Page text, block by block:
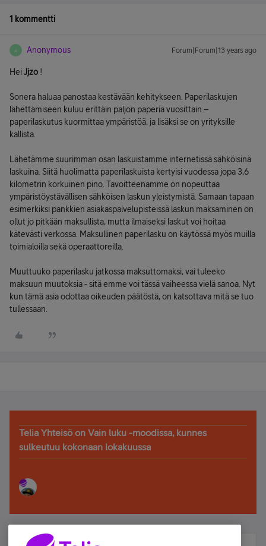
1 kommentti
A Anonymous Forum|Forum|13 years ago
HeiJjzo !
Sonera haluaa panostaa kestävään kehitykseen. Paperilaskujen
lähettämiseen kuluu erittäin paljon paperia vuosittain –
paperilaskutus kuormittaa ympäristöä, ja lisäksi se on yrityksille
kallista.
Lähetämme suurimman osan laskuistamme internetissä sähköisinä
laskuina. Siitä huolimatta paperilaskuista kertyisi vuodessa jopa 3,6
kilometrin korkuinen pino. Tavoitteenamme on nopeuttaa
ympäristöystävällisen sähköisen laskun yleistymistä. Samaan tapaan
esimerkiksi pankkien asiakaspalvelupisteissä laskun maksaminen on
ollut jo pitkään maksullista, mutta ilmaiseksi laskut voi hoitaa
kätevästi verkossa. Maksullinen paperilasku on käytössä myös muilla
toimialoilla sekä operaattoreilla.
Muuttuuko paperilasku jatkossa maksuttomaksi, vai tuleeko
maksuun muutoksia - sitä emme voi tässä vaiheessa vielä sanoa. Nyt
kun tämä asia odottaa oikeuden päätöstä, on katsottava mitä se tuo
tullessaan.
Telia Yhteisö on Vain luku -moodissa, kunnes
sulkeutuu kokonaan lokakuussa